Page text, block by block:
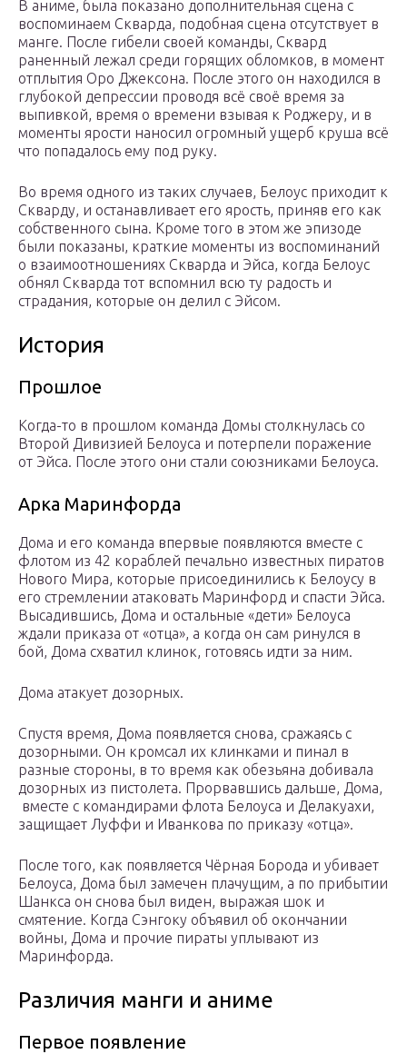
В аниме, была показано дополнительная сцена с
воспоминаем Скварда, подобная сцена отсутствует в
манге. После гибели своей команды, Сквард
раненный лежал среди горящих обломков, в момент
отплытия Оро Джексона. После этого он находился в
глубокой депрессии проводя всё своё время за
выпивкой, время о времени взывая к Роджеру, и в
моменты ярости наносил огромный ущерб круша всё
что попадалось ему под руку.
Во время одного из таких случаев, Белоус приходит к
Скварду, и останавливает его ярость, приняв его как
собственного сына. Кроме того ​​в этом же эпизоде
были показаны, краткие моменты из воспоминаний
о взаимоотношениях Скварда и Эйса, когда Белоус
обнял Скварда тот вспомнил всю ту радость и
страдания, которые он делил с Эйсом.
История
Прошлое
Когда-то в прошлом команда Домы столкнулась со
Второй Дивизией Белоуса и потерпели поражение
от Эйса. После этого они стали союзниками Белоуса.
Арка Маринфорда
Дома и его команда впервые появляются вместе с
флотом из 42 кораблей печально известных пиратов
Нового Мира, которые присоединились к Белоусу в
его стремлении атаковать Маринфорд и спасти Эйса.
Высадившись, Дома и остальные «дети» Белоуса
ждали приказа от «отца», а когда он сам ринулся в
бой, Дома схватил клинок, готовясь идти за ним.
Дома атакует дозорных.
Спустя время, Дома появляется снова, сражаясь с
дозорными. Он кромсал их клинками и пинал в
разные стороны, в то время как обезьяна добивала
дозорных из пистолета. Прорвавшись дальше, Дома,
вместе с командирами флота Белоуса и Делакуахи,
защищает Луффи и Иванкова по приказу «отца».
После того, как появляется Чёрная Борода и убивает
Белоуса, Дома был замечен плачущим, а по прибытии
Шанкса он снова был виден, выражая шок и
смятение. Когда Сэнгоку объявил об окончании
войны, Дома и прочие пираты уплывают из
Маринфорда.
Различия манги и аниме
Первое появление